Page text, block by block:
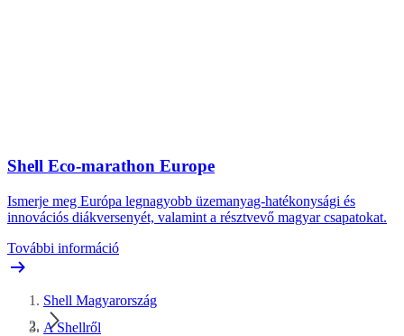
Shell Eco-marathon Europe
Ismerje meg Európa legnagyobb üzemanyag-hatékonysági és
innovációs diákversenyét, valamint a résztvevő magyar csapatokat.
További információ
Shell Magyarország
A Shellről